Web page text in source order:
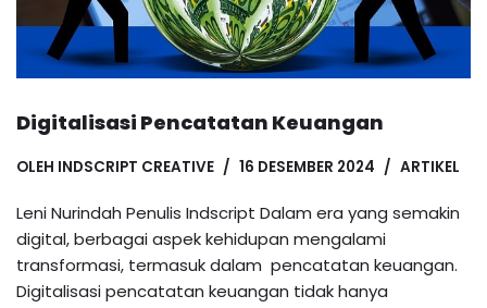
Digitalisasi Pencatatan Keuangan
OLEH INDSCRIPT CREATIVE 16 DESEMBER 2024 ARTIKEL
Leni Nurindah Penulis Indscript Dalam era yang semakin
digital, berbagai aspek kehidupan mengalami
transformasi, termasuk dalam pencatatan keuangan.
Digitalisasi pencatatan keuangan tidak hanya